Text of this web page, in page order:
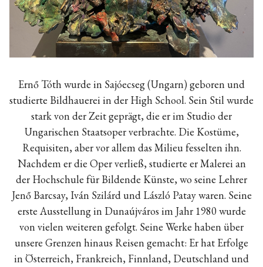
Ernő Tóth wurde in Sajóecseg (Ungarn) geboren und
studierte Bildhauerei in der High School. Sein Stil wurde
stark von der Zeit geprägt, die er im Studio der
Ungarischen Staatsoper verbrachte. Die Kostüme,
Requisiten, aber vor allem das Milieu fesselten ihn.
Nachdem er die Oper verließ, studierte er Malerei an
der Hochschule für Bildende Künste, wo seine Lehrer
Jenő Barcsay, Iván Szilárd und László Patay waren. Seine
erste Ausstellung in Dunaújváros im Jahr 1980 wurde
von vielen weiteren gefolgt. Seine Werke haben über
unsere Grenzen hinaus Reisen gemacht: Er hat Erfolge
in Österreich, Frankreich, Finnland, Deutschland und